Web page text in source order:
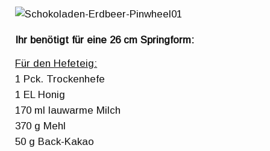
Ihr benötigt für eine 26 cm Springform:
Für den Hefeteig:
1 Pck. Trockenhefe
1 EL Honig
170 ml lauwarme Milch
370 g Mehl
50 g Back-Kakao